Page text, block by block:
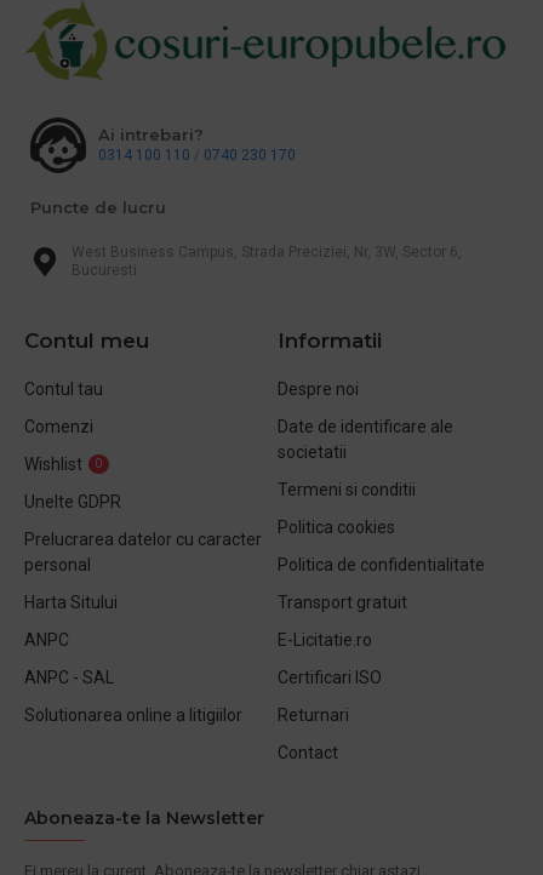
Ai intrebari?
0314 100 110 / 0740 230 170
Puncte de lucru
West Business Campus, Strada Preciziei, Nr, 3W, Sector 6,
Bucuresti
Contul meu
Contul tau
Comenzi
Wishlist
0
Unelte GDPR
Prelucrarea datelor cu caracter
personal
Harta Sitului
ANPC
ANPC - SAL
Solutionarea online a litigiilor
Informatii
Despre noi
Date de identificare ale
societatii
Termeni si conditii
Politica cookies
Politica de confidentialitate
Transport gratuit
E-Licitatie.ro
Certificari ISO
Returnari
Contact
Aboneaza-te la Newsletter
Fi mereu la curent. Aboneaza-te la newsletter chiar astazi.